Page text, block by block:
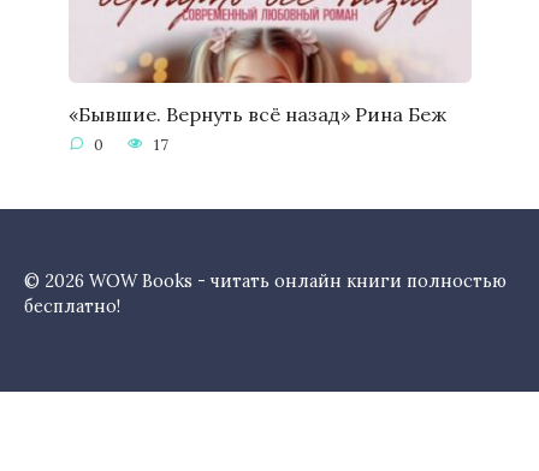
«Бывшие. Вернуть всё назад» Рина Беж
0 17
© 2026 WOW Books - читать онлайн книги полностью
бесплатно!